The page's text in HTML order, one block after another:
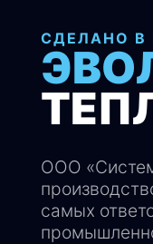
СДЕЛАНО В
ООО
самых